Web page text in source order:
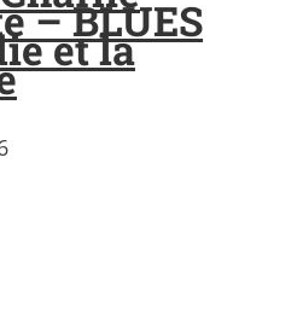
– BLUES
et la